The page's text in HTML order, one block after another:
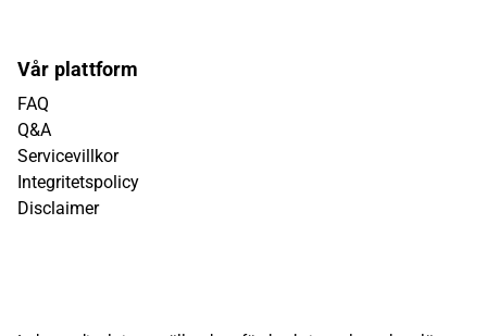
Vår plattform
FAQ
Q&A
Servicevillkor
Integritetspolicy
Disclaimer